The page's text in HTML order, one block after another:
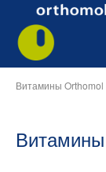
Витамины Orthomol